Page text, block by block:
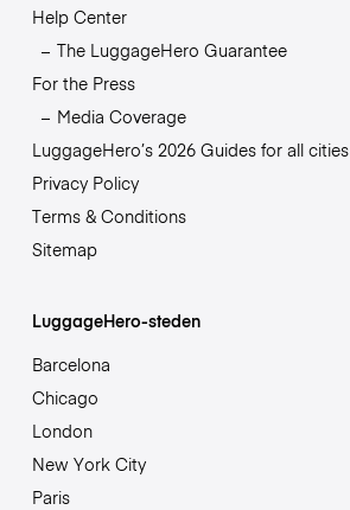
Help Center
The LuggageHero Guarantee
For the Press
Media Coverage
LuggageHero’s 2026 Guides for all cities
Privacy Policy
Terms & Conditions
Sitemap
LuggageHero-steden
Barcelona
Chicago
London
New York City
Paris